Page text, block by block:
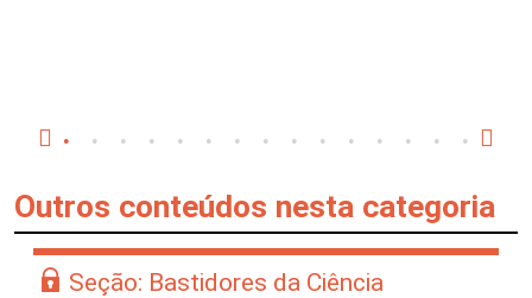
Outros conteúdos nesta categoria
Seção: Bastidores da Ciência